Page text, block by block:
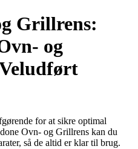
Grillrens:
og
for at sikre optimal
Ovn- og Grillrens kan du
så de altid er klar til brug.